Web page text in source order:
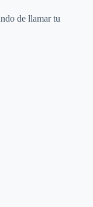
de llamar tu